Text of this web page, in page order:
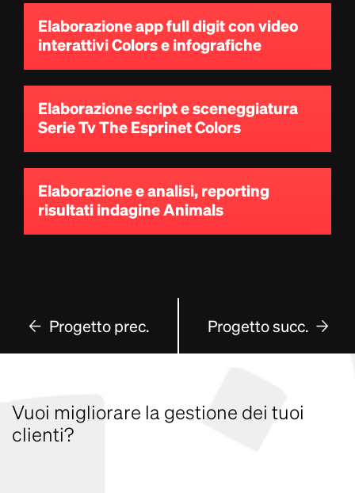
Elaborazione app full digit con video
interattivi Colors e infografiche
Elaborazione script e sceneggiatura
Serie Tv The Esprinet Colors
Elaborazione e analisi, reporting
risultati indagine Animals
Progetto prec. Progetto succ.
Vuoi migliorare la gestione dei tuoi
clienti?